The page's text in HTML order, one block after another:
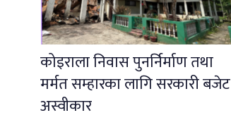
कोइराला निवास पुनर्निर्माण तथा
मर्मत सम्हारका लागि सरकारी बजेट
अस्वीकार